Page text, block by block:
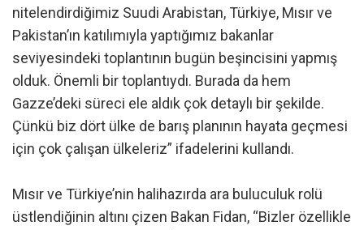
nitelendirdiğimiz Suudi Arabistan, Türkiye, Mısır ve
Pakistan’ın katılımıyla yaptığımız bakanlar
seviyesindeki toplantının bugün beşincisini yapmış
olduk. Önemli bir toplantıydı. Burada da hem
Gazze’deki süreci ele aldık çok detaylı bir şekilde.
Çünkü biz dört ülke de barış planının hayata geçmesi
için çok çalışan ülkeleriz” ifadelerini kullandı.
Mısır ve Türkiye’nin halihazırda ara buluculuk rolü
üstlendiğinin altını çizen Bakan Fidan, “Bizler özellikle